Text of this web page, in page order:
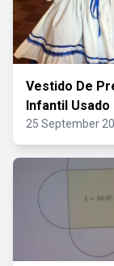
Vestido De
Infantil Usado
25 September